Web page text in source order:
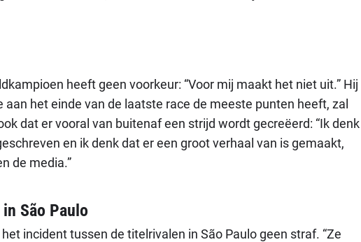
heeft geen voorkeur: “Voor mij maakt het niet uit.” Hij
aan het einde van de laatste race de meeste punten heeft, zal
dat er vooral van buitenaf een strijd wordt gecreëerd: “Ik denk
en ik denk dat er een groot verhaal van is gemaakt,
de media.”
São Paulo
incident tussen de titelrivalen in São Paulo geen straf. “Ze